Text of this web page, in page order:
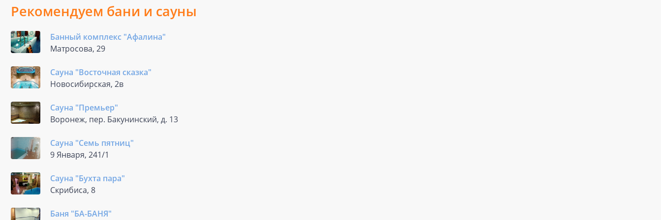
Рекомендуем бани и сауны
Банный комплекс "Афалина"
Матросова, 29
Сауна "Восточная сказка"
Новосибирская, 2в
Сауна "Премьер"
Воронеж, пер. Бакунинский, д. 13
Сауна "Семь пятниц"
9 Января, 241/1
Сауна "Бухта пара"
Скрибиса, 8
Баня "БА-БАНЯ"